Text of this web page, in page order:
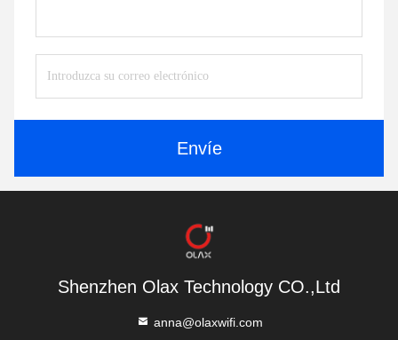
Envíe
Shenzhen Olax Technology CO.,Ltd
anna@olaxwifi.com